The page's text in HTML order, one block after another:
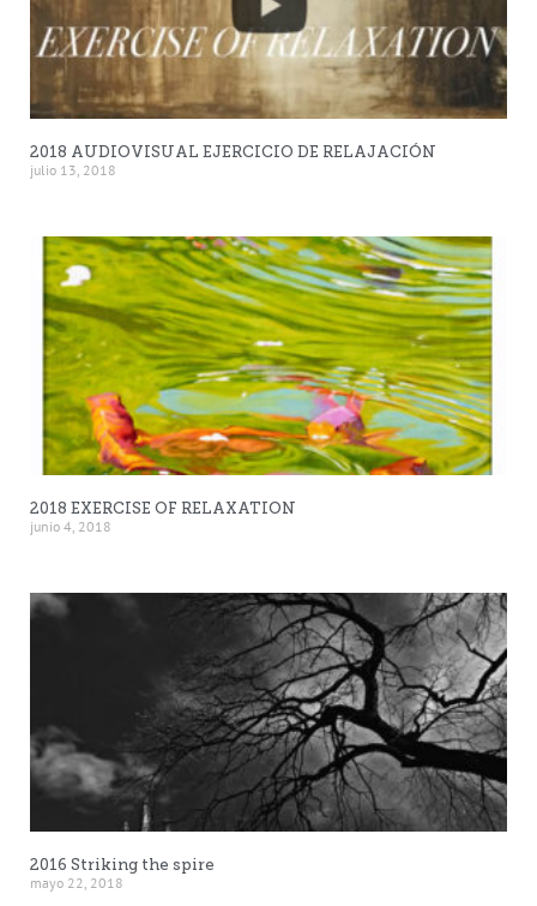
2018 AUDIOVISUAL EJERCICIO DE RELAJACIÓN
julio 13, 2018
2018 EXERCISE OF RELAXATION
junio 4, 2018
2016 Striking the spire
mayo 22, 2018